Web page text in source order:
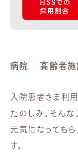
病院 ｜ 高齢者施
入院患者さま利
たのしみ。そん
元気になっても
す。